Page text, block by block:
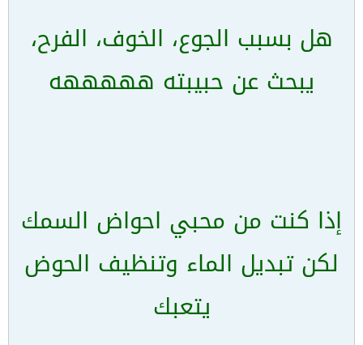
هل بسبب الجوع، الخوف، الفرح،
يبحث عن حبيبته هههههه
إذا كنت من محبي احواض السمك
لكن تبديل الماء وتنظيف الحوض
يتعبك